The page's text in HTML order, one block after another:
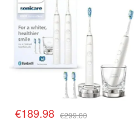
€189.98 €299.00